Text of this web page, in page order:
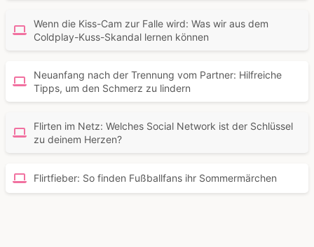
Wenn die Kiss-Cam zur Falle wird: Was wir aus dem
Coldplay-Kuss-Skandal lernen können
Neuanfang nach der Trennung vom Partner: Hilfreiche
Tipps, um den Schmerz zu lindern
Flirten im Netz: Welches Social Network ist der Schlüssel
zu deinem Herzen?
Flirtfieber: So finden Fußballfans ihr Sommermärchen